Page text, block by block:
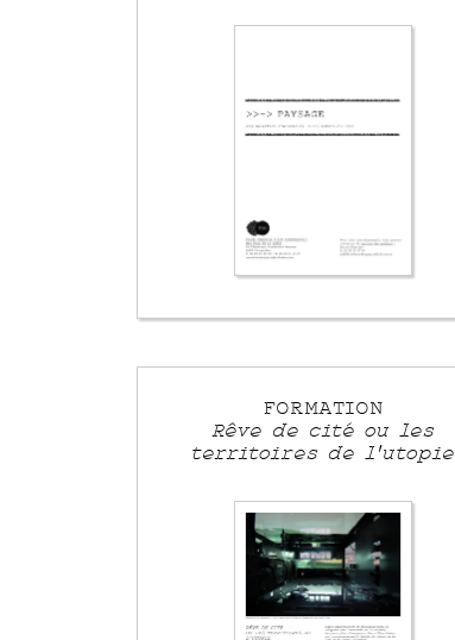
FORMATION
Rêve de cité ou les
territoires de l'utopie